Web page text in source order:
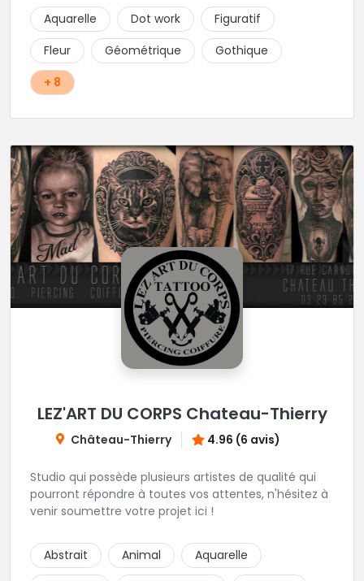
amoureux du Blackwork et If.Tattoo maitrise des
couleurs et du pop-art.
Aquarelle Dot work
Figuratif
Fleur
Géométrique
Gothique
+ 8
LEZ'ART DU CORPS Chateau-Thierry
Château-Thierry 4.96 (6 avis)
Studio qui possède plusieurs artistes de qualité qui
pourront répondre à toutes vos attentes, n'hésitez à
venir soumettre votre projet ici !
Abstrait Animal
Aquarelle